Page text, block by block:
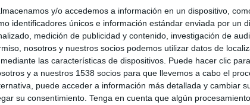
y/o accedemos a información en un dispositivo,
identificadores únicos e información estándar enviada por un
medición de publicidad y contenido, investigación de
nosotros y nuestros socios podemos utilizar datos de
las características de dispositivos. Puede hacer clic para
y a nuestros 1538 socios para que llevemos a cabo el
puede acceder a información más detallada y cambiar
su consentimiento. Tenga en cuenta que algún